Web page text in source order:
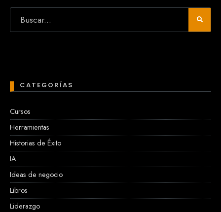
CATEGORÍAS
Cursos
Herramientas
Historias de Éxito
IA
Ideas de negocio
Libros
Liderazgo